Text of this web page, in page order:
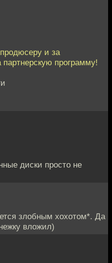
и за
программу!
диски просто не
злобным хохотом*. Да
вложил)